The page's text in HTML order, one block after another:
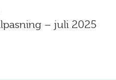
– juli 2025